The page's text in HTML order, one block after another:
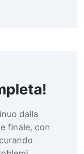
dalla
finale, con